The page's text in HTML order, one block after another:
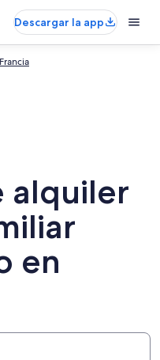
Descargar la app
alquiler
en